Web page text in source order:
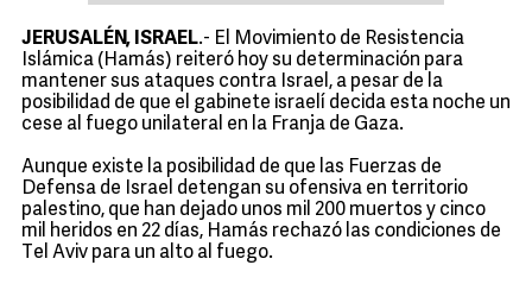
JERUSALÉN, ISRAEL.- El Movimiento de Resistencia
Islámica (Hamás) reiteró hoy su determinación para
mantener sus ataques contra Israel, a pesar de la
posibilidad de que el gabinete israelí decida esta noche un
cese al fuego unilateral en la Franja de Gaza.
Aunque existe la posibilidad de que las Fuerzas de
Defensa de Israel detengan su ofensiva en territorio
palestino, que han dejado unos mil 200 muertos y cinco
mil heridos en 22 días, Hamás rechazó las condiciones de
Tel Aviv para un alto al fuego.